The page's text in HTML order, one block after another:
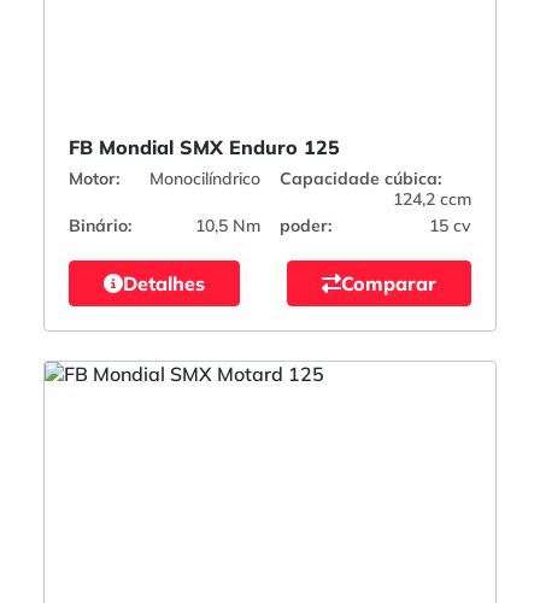
FB Mondial SMX Enduro 125
Motor: Monocilíndrico
Capacidade cúbica:
124,2 ccm
Binário:
10,5 Nm poder: 15 cv
Detalhes Comparar